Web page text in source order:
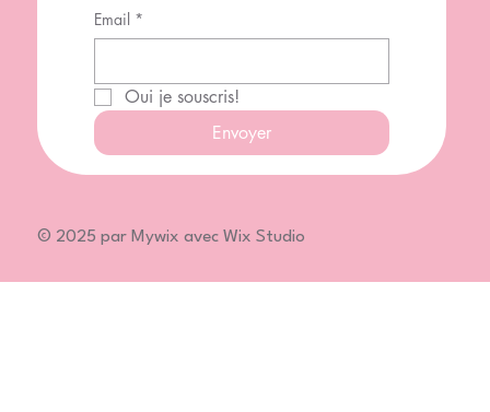
Email *
Oui je souscris!
Envoyer
© 2025 par Mywix avec Wix Studio